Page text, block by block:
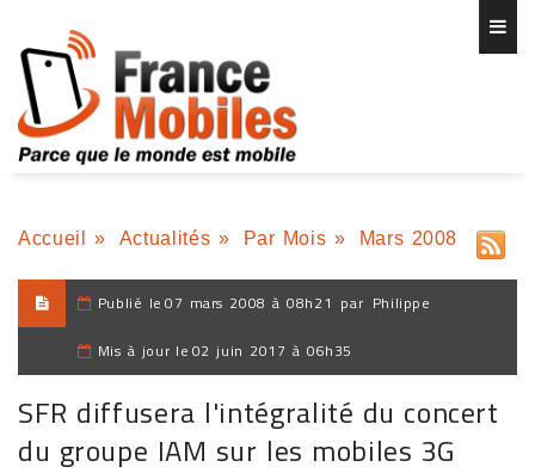
Accueil » Actualités » Par Mois » Mars 2008
Publié le 07 mars 2008 à 08h21 par Philippe
Mis à jour le 02 juin 2017 à 06h35
SFR diffusera l'intégralité du concert
du groupe IAM sur les mobiles 3G